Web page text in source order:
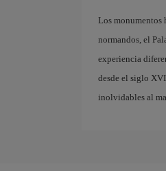
Los monumentos
normandos, el
experiencia
desde el siglo
inolvidables al